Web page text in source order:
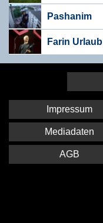
Pashanim
Farin Urlaub
Impressum
Mediadaten
AGB